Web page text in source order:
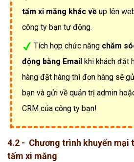
tấm xi măng khác về up lên
công ty bạn tự động.
Tích hợp chức năng chăm
động bằng Email khi khách đặt
hàng đặt hàng thì đơn hàng sẽ
bạn và gửi về quản trị admin
CRM của công ty bạn!
4.2 - Chương trình khuyến mại
tấm xi măng